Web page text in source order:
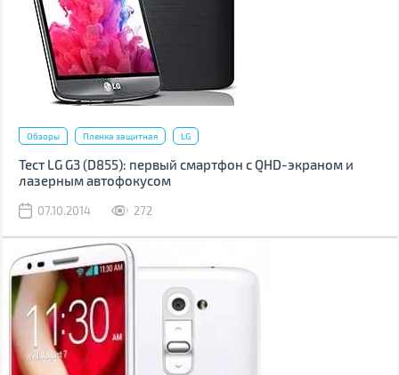
Обзоры Пленка защитная LG
Тест LG G3 (D855): первый смартфон с QHD-экраном и
лазерным автофокусом
07.10.2014 272